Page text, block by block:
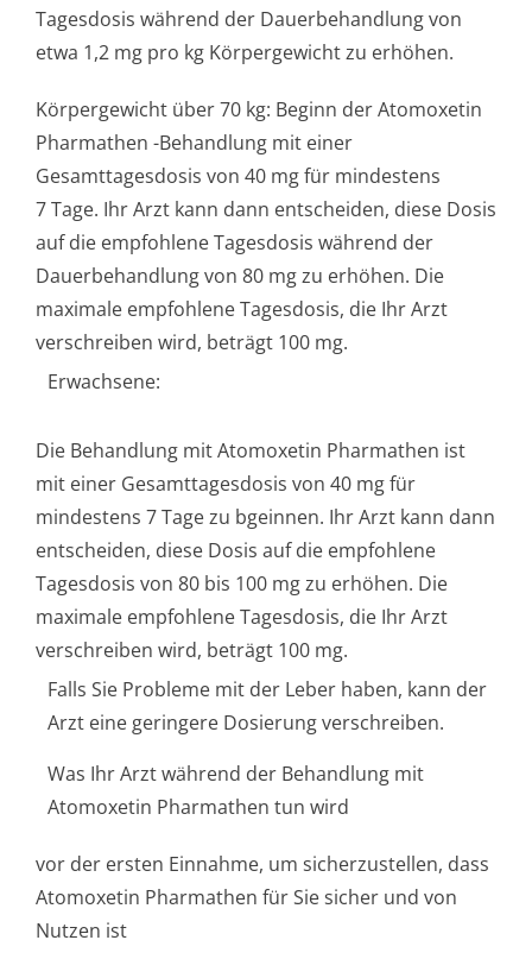
Tagesdosis während der Dauerbehandlung von
etwa 1,2 mg pro kg Körpergewicht zu erhöhen.
Körpergewicht über 70 kg: Beginn der Atomoxetin
Pharmathen -Behandlung mit einer
Gesamttagesdosis von 40 mg für mindestens
7 Tage. Ihr Arzt kann dann entscheiden, diese Dosis
auf die empfohlene Tagesdosis während der
Dauerbehandlung von 80 mg zu erhöhen. Die
maximale empfohlene Tagesdosis, die Ihr Arzt
verschreiben wird, beträgt 100 mg.
Erwachsene:
Die Behandlung mit Atomoxetin Pharmathen ist
mit einer Gesamttagesdosis von 40 mg für
mindestens 7 Tage zu bgeinnen. Ihr Arzt kann dann
entscheiden, diese Dosis auf die empfohlene
Tagesdosis von 80 bis 100 mg zu erhöhen. Die
maximale empfohlene Tagesdosis, die Ihr Arzt
verschreiben wird, beträgt 100 mg.
Falls Sie Probleme mit der Leber haben, kann der
Arzt eine geringere Dosierung verschreiben.
Was Ihr Arzt während der Behandlung mit
Atomoxetin Pharmathen tun wird
vor der ersten Einnahme, um sicherzustellen, dass
Atomoxetin Pharmathen für Sie sicher und von
Nutzen ist